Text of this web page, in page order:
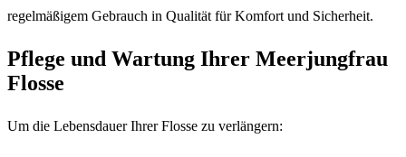
regelmäßigem Gebrauch in Qualität für Komfort und Sicherheit.
Pflege und Wartung Ihrer Meerjungfrau
Flosse
Um die Lebensdauer Ihrer Flosse zu verlängern: